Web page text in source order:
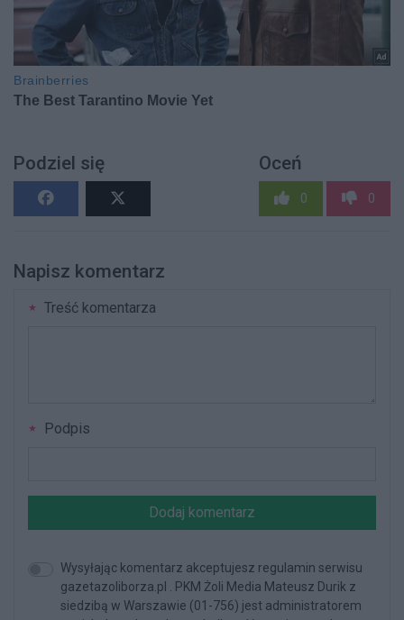
Podziel się Oceń
0 0
Napisz komentarz
Treść komentarza
Podpis
Dodaj komentarz
Wysyłając komentarz akceptujesz regulamin serwisu
gazetazoliborza.pl . PKM Żoli Media Mateusz Durik z
siedzibą w Warszawie (01-756) jest administratorem